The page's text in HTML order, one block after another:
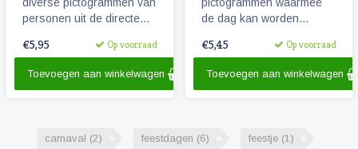
personen uit de directe
€5,95 Op voorraad
Toevoegen aan winkelwagen
de dag kan worden
onderverdeeld en
gemarkeerd.
€5,45 Op voorraad
Toevoegen aan winkelwagen
carnaval (2) feestdagen (6) feestje (1)